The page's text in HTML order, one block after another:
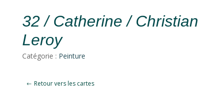
32 / Catherine / Christian
Leroy
Catégorie : Peinture
Retour vers les cartes